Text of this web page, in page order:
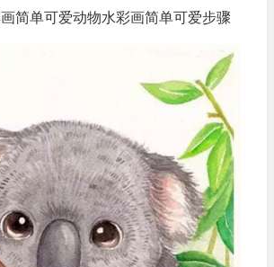
简单可爱动物水彩画简单可爱步骤